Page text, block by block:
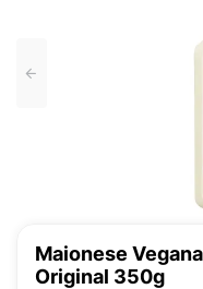
Maionese
Original 350g